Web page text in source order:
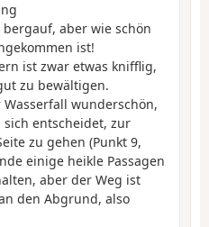
aber wie schön
ist!
ist zwar etwas knifflig,
zu bewältigen.
wunderschön,
entscheidet, zur
zu gehen (Punkt 9,
einige heikle Passagen
aber der Weg ist
den Abgrund, also